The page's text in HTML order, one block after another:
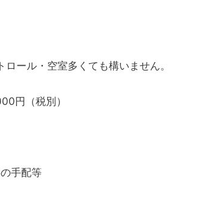
ール・空室多くても構いません。
円（税別）
手配等